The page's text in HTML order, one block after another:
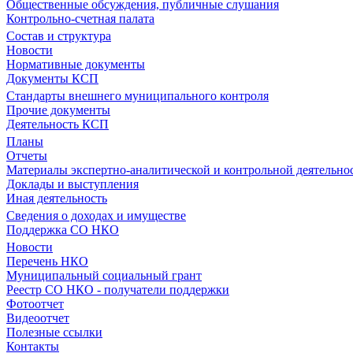
Общественные обсуждения, публичные слушания
Контрольно-счетная палата
Состав и структура
Новости
Нормативные документы
Документы КСП
Стандарты внешнего муниципального контроля
Прочие документы
Деятельность КСП
Планы
Отчеты
Материалы экспертно-аналитической и контрольной
Доклады и выступления
Иная деятельность
Сведения о доходах и имуществе
Поддержка СО НКО
Новости
Перечень НКО
Муниципальный социальный грант
Реестр СО НКО - получатели поддержки
Фотоотчет
Видеоотчет
Полезные ссылки
Контакты